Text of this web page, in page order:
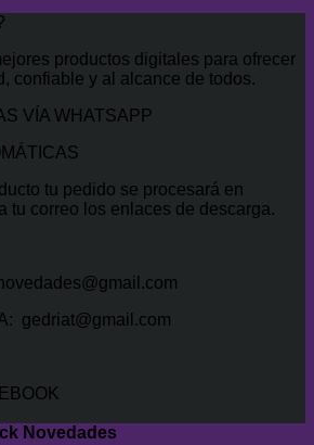
productos digitales para ofrecer
confiable y al alcance de todos.
VÍA WHATSAPP
tu pedido se procesará en
tu correo los enlaces de descarga.
gedriat@gmail.com
Novedades